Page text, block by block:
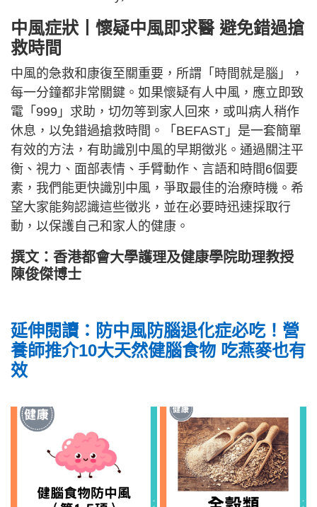
中風症狀丨懷疑中風即求醫 避免錯過搶
救時間
中風的急救和康復至關重要，所謂「時間就是腦」，
每一分鐘都非常關鍵。如果懷疑有人中風，應立即致
電「999」求助，切勿等到家人回來，或叫病人稍作
休息，以免錯過搶救時間。「BEFAST」是一套簡單
有效的方法，有助識別中風的早期徵兆。通過關注平
衡、視力、面部表情、手臂動作、言語和時間6個要
素，我們能更快識別中風，爭取最佳的治療時機。希
望大家能夠認識這些徵兆，並在必要時迅速採取行
動，以保護自己和家人的健康。
撰文：香港都會大學護理及健康學院助理教授
陳俊傑博士
延伸閱讀：防中風防腦退化症必吃！營
養師推介10大天然健腦食物 吃燕麥也有
效